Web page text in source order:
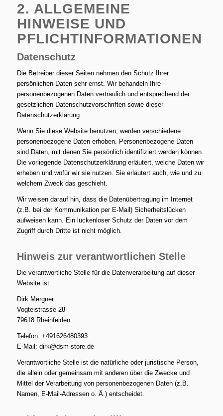
2. ALLGEMEINE
HINWEISE UND
PFLICHTINFORMATIONEN
Datenschutz
Die Betreiber dieser Seiten nehmen den Schutz Ihrer
persönlichen Daten sehr ernst. Wir behandeln Ihre
personenbezogenen Daten vertraulich und entsprechend der
gesetzlichen Datenschutzvorschriften sowie dieser
Datenschutzerklärung.
Wenn Sie diese Website benutzen, werden verschiedene
personenbezogene Daten erhoben. Personenbezogene Daten
sind Daten, mit denen Sie persönlich identifiziert werden können.
Die vorliegende Datenschutzerklärung erläutert, welche Daten wir
erheben und wofür wir sie nutzen. Sie erläutert auch, wie und zu
welchem Zweck das geschieht.
Wir weisen darauf hin, dass die Datenübertragung im Internet
(z.B. bei der Kommunikation per E-Mail) Sicherheitslücken
aufweisen kann. Ein lückenloser Schutz der Daten vor dem
Zugriff durch Dritte ist nicht möglich.
Hinweis zur verantwortlichen Stelle
Die verantwortliche Stelle für die Datenverarbeitung auf dieser
Website ist:
Dirk Mergner
Vogteistrasse 28
79618 Rheinfelden
Telefon: +491626480393
E-Mail: dirk@dsm-store.de
Verantwortliche Stelle ist die natürliche oder juristische Person,
die allein oder gemeinsam mit anderen über die Zwecke und
Mittel der Verarbeitung von personenbezogenen Daten (z.B.
Namen, E-Mail-Adressen o. Ä.) entscheidet.